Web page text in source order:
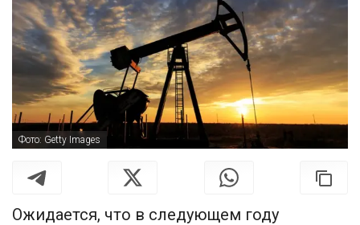
Фото: Getty Images
Ожидается, что в следующем году